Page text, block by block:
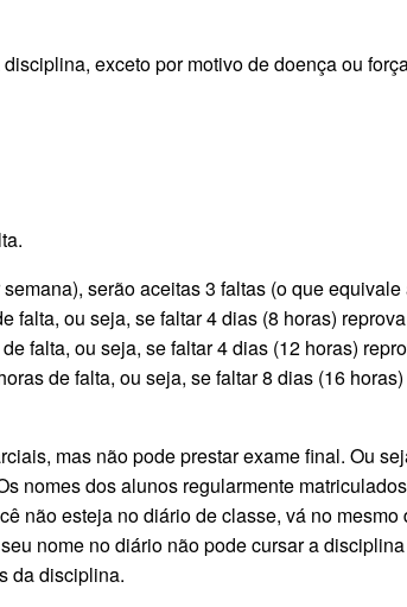
exceto por motivo de doença ou
serão aceitas 3 faltas (o que equivale
falta, ou seja, se faltar 4 dias (8 horas)
falta, ou seja, se faltar 4 dias (12 horas)
de falta, ou seja, se faltar 8 dias (16
mas não pode prestar exame final. Ou
nomes dos alunos regularmente
não esteja no diário de classe, vá no mesmo
nome no diário não pode cursar a
da disciplina.